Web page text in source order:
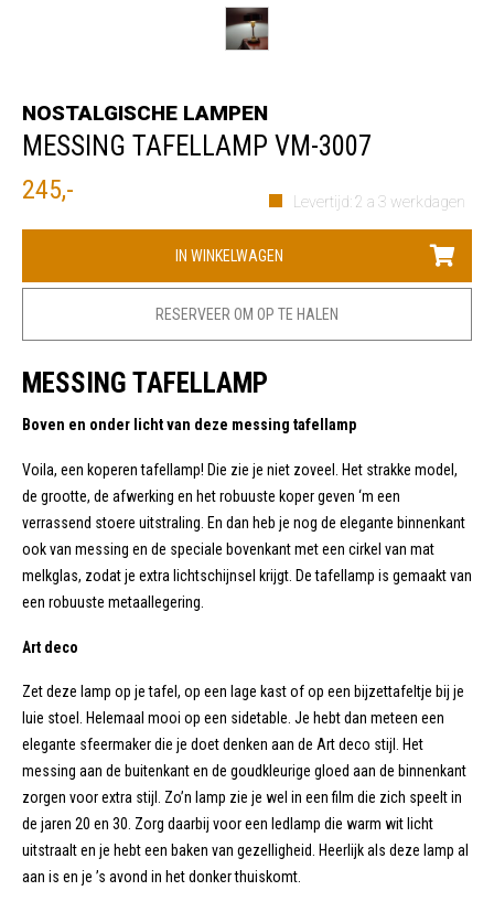
NOSTALGISCHE LAMPEN
MESSING TAFELLAMP VM-3007
245,- Levertijd: 2 a 3 werkdagen
IN WINKELWAGEN
RESERVEER OM OP TE HALEN
MESSING TAFELLAMP
Boven en onder licht van deze messing tafellamp
Voila, een koperen tafellamp! Die zie je niet zoveel. Het strakke model,
de grootte, de afwerking en het robuuste koper geven ‘m een
verrassend stoere uitstraling. En dan heb je nog de elegante binnenkant
ook van messing en de speciale bovenkant met een cirkel van mat
melkglas, zodat je extra lichtschijnsel krijgt. De tafellamp is gemaakt van
een robuuste metaallegering.
Art deco
Zet deze lamp op je tafel, op een lage kast of op een bijzettafeltje bij je
luie stoel. Helemaal mooi op een sidetable. Je hebt dan meteen een
elegante sfeermaker die je doet denken aan de Art deco stijl. Het
messing aan de buitenkant en de goudkleurige gloed aan de binnenkant
zorgen voor extra stijl. Zo’n lamp zie je wel in een film die zich speelt in
de jaren 20 en 30. Zorg daarbij voor een ledlamp die warm wit licht
uitstraalt en je hebt een baken van gezelligheid. Heerlijk als deze lamp al
aan is en je ’s avond in het donker thuiskomt.